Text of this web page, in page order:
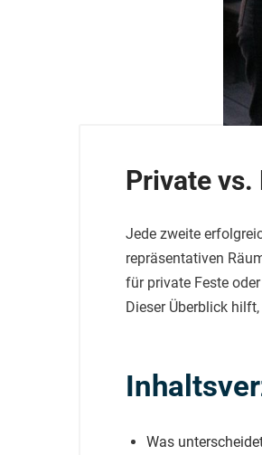
Private
Jede zweite
repräsentativen
für private Feste
Dieser Überblick
Was